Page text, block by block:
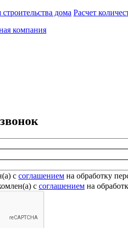
дома Расчет
с соглашением на обработку
с соглашением на